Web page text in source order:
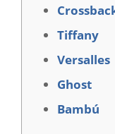
Tiffany
Versalles
Ghost
Bambú